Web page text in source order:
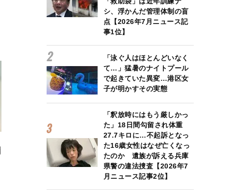
シ、浮かんだ管理体制の盲
点【2026年7月ニュース記
事1位】
「泳ぐ人はほとんどいなく
て…」猛暑のナイトプール
で起きていた異変…港区女
子が明かすその実態
「釈放時にはもう厳しかっ
た」18日間勾留され体重
27.7キロに…不起訴となっ
た16歳女性はなぜ亡くなっ
たのか 遺族が訴える兵庫
県警の違法捜査【2026年7
月ニュース記事2位】